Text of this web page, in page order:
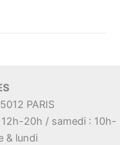
PARIS
12h-20h / samedi : 10h-
& lundi